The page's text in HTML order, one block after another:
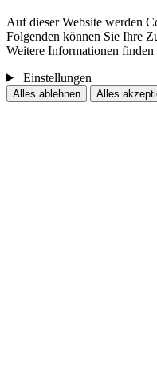
Auf dieser Website werden
Folgenden können Sie Ihre
Weitere Informationen finden
Einstellungen
Alles ablehnen Alles